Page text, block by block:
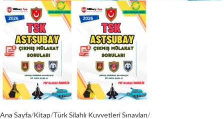
Ana Sayfa Kitap Türk Silahlı Kuvvetleri Sınavları